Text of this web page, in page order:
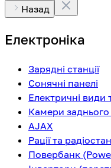
Назад
Електроніка
Зарядні станції
Сонячні панелі
Електричні види
Камери
AJAX
Рації та
Повербанк